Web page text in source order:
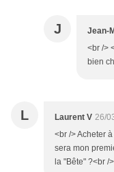
J Jean-
<br />
bien
L Laurent V 26/
<br /> Acheter
sera mon
la "Bête" ?<br />